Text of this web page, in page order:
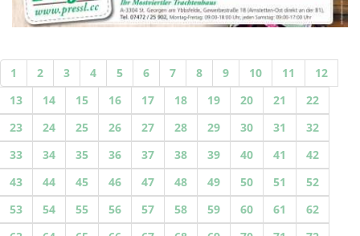
1 2 3 4 5 6 7 8 9 10 11
12
13
14 15 16 17 18 19 20 21
22
23
24 25 26 27 28 29 30 31
32
33
34 35 36 37 38 39 40 41
42
43
44 45 46 47 48 49 50 51
52
53
54 55 56 57 58 59 60 61
62